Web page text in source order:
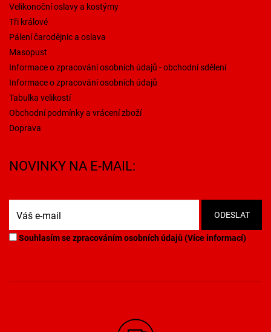
Velikonoční oslavy a kostýmy
Tři králové
Pálení čarodějnic a oslava
Masopust
Informace o zpracování osobních údajů - obchodní sdělení
Informace o zpracování osobních údajů
Tabulka velikostí
Obchodní podmínky a vrácení zboží
Doprava
NOVINKY NA E-MAIL:
Souhlasím se zpracováním osobních údajů (Více informací)